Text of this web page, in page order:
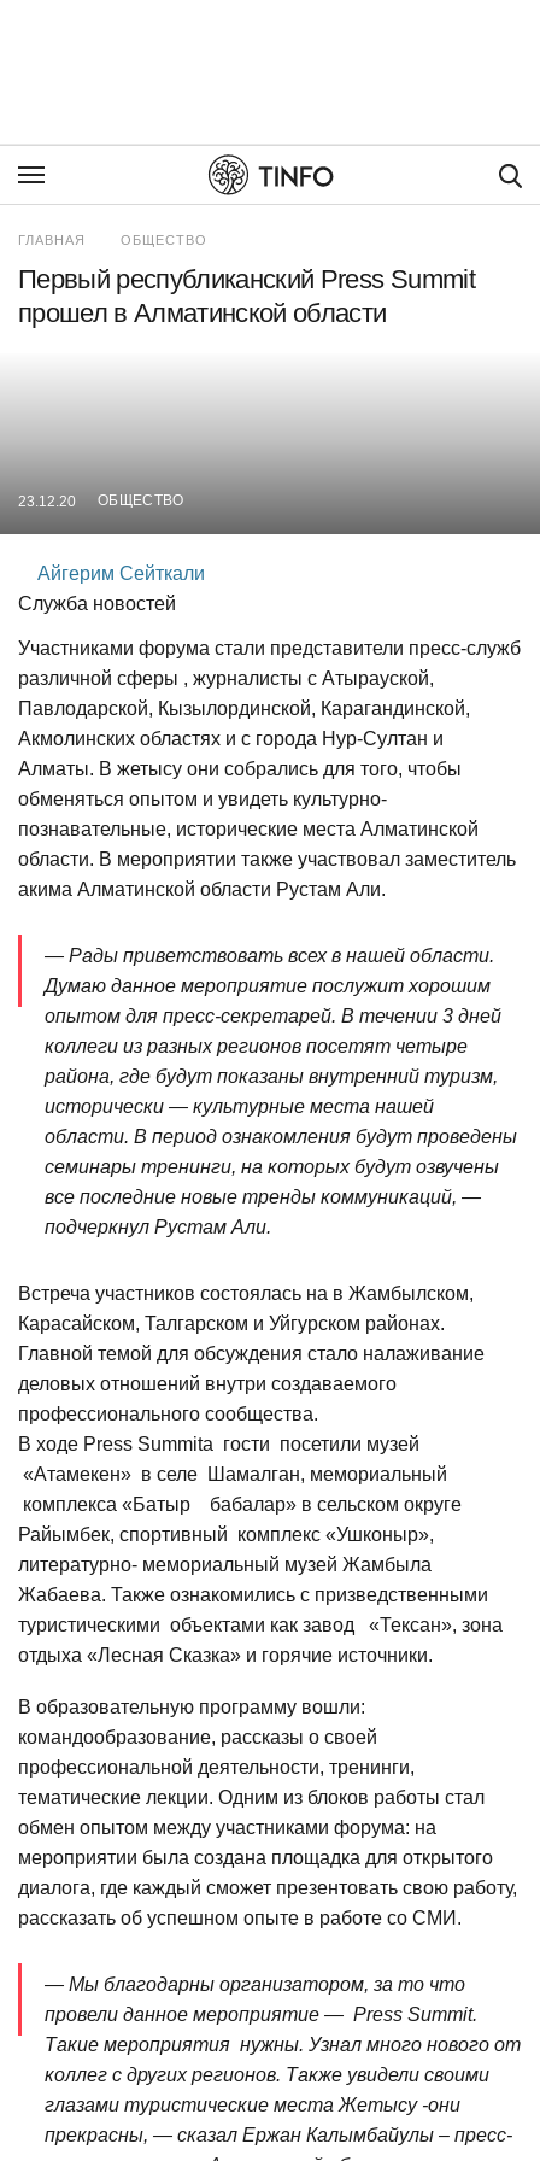
ГЛАВНАЯ ОБЩЕСТВО
Первый республиканский Press Summit
прошел в Алматинской области
23.12.20 ОБЩЕСТВО
Айгерим Сейткали
Служба новостей
Участниками форума стали представители пресс-служб
различной сферы , журналисты с Атырауской,
Павлодарской, Кызылординской, Карагандинской,
Акмолинских областях и с города Нур-Султан и
Алматы. В жетысу они собрались для того, чтобы
обменяться опытом и увидеть культурно-
познавательные, исторические места Алматинской
области. В мероприятии также участвовал заместитель
акима Алматинской области Рустам Али.
— Рады приветствовать всех в нашей области.
Думаю данное мероприятие послужит хорошим
опытом для пресс-секретарей. В течении 3 дней
коллеги из разных регионов посетят четыре
района, где будут показаны внутренний туризм,
исторически — культурные места нашей
области. В период ознакомления будут проведены
семинары тренинги, на которых будут озвучены
все последние новые тренды коммуникаций, —
подчеркнул Рустам Али.
Встреча участников состоялась на в Жамбылском,
Карасайском, Талгарском и Уйгурском районах.
Главной темой для обсуждения стало налаживание
деловых отношений внутри создаваемого
профессионального сообщества.
В ходе Press Summitа гости посетили музей
«Атамекен» в селе Шамалган, мемориальный
комплекса «Батыр бабалар» в сельском округе
Райымбек, спортивный комплекс «Ушконыр»,
литературно- мемориальный музей Жамбыла
Жабаева. Также ознакомились с призведственными
туристическими объектами как завод «Тексан», зона
отдыха «Лесная Сказка» и горячие источники.
В образовательную программу вошли:
командообразование, рассказы о своей
профессиональной деятельности, тренинги,
тематические лекции. Одним из блоков работы стал
обмен опытом между участниками форума: на
мероприятии была создана площадка для открытого
диалога, где каждый сможет презентовать свою работу,
рассказать об успешном опыте в работе со СМИ.
— Мы благодарны организатором, за то что
провели данное мероприятие — Press Summit.
Такие мероприятия нужны. Узнал много нового от
коллег с других регионов. Также увидели своими
глазами туристические места Жетысу -они
прекрасны, — сказал Ержан Калымбайулы – пресс-